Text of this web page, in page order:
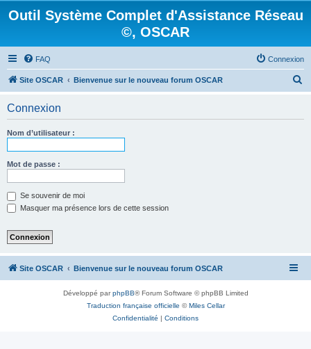
Outil Système Complet d'Assistance Réseau
©, OSCAR
FAQ Connexion
Site OSCAR Bienvenue sur le nouveau forum OSCAR
Connexion
Nom d’utilisateur :
Mot de passe :
Se souvenir de moi
Masquer ma présence lors de cette session
Site OSCAR Bienvenue sur le nouveau forum OSCAR
Développé parphpBB® Forum Software © phpBB Limited
Traduction française officielle ©Miles Cellar
Confidentialité | Conditions